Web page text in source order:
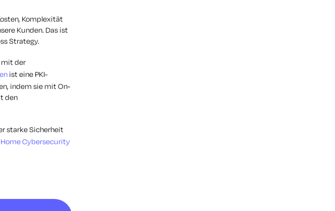
Komplexität
Kunden. Das ist
Strategy.
mit der
ist eine PKI-
indem sie mit On-
den
starke Sicherheit
Cybersecurity